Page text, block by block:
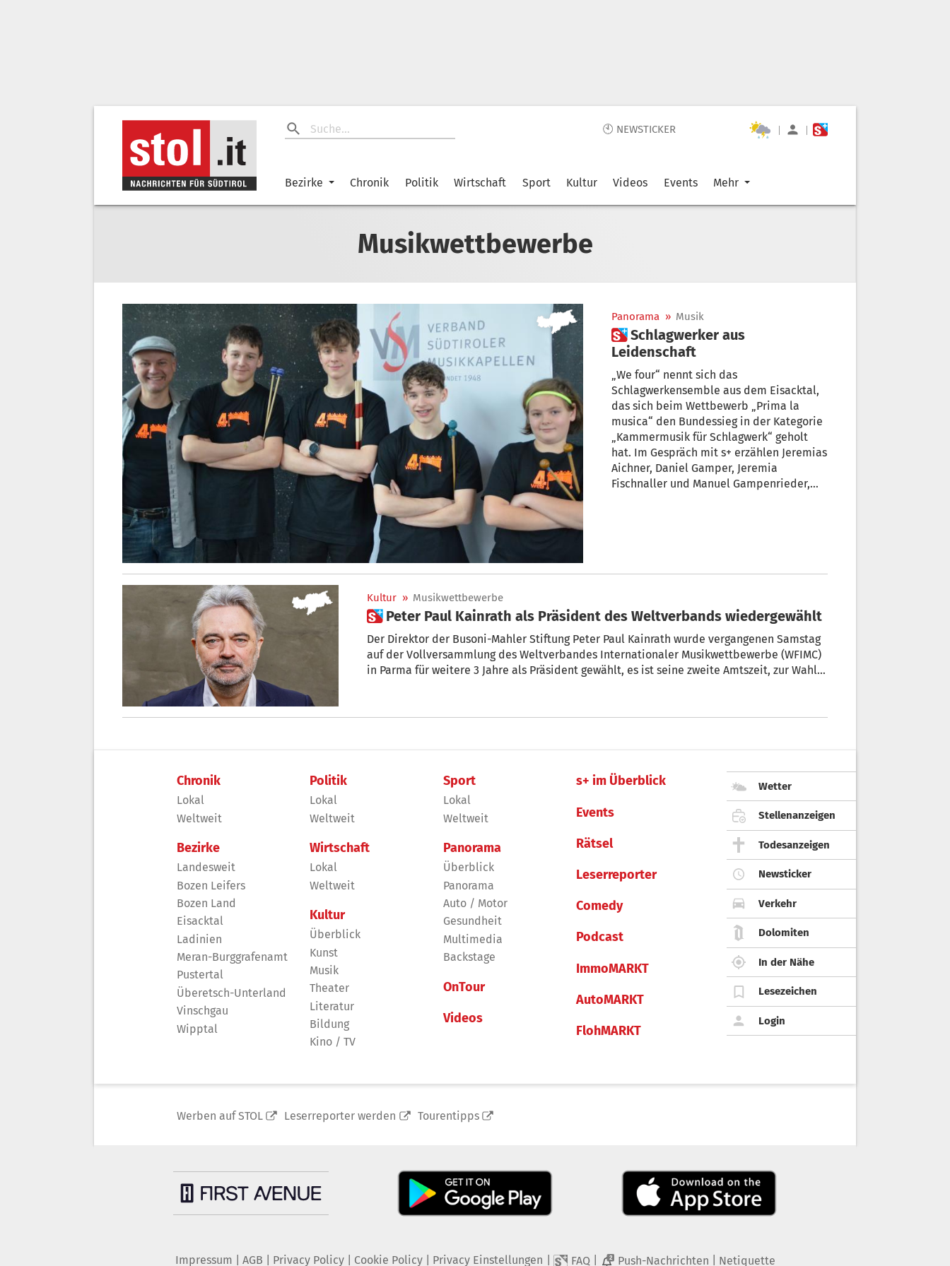
🕙 NEWSTICKER | |
Bezirke Chronik Politik Wirtschaft Sport Kultur Videos Events Mehr
Musikwettbewerbe
Panorama » Musik
 Schlagwerker aus
Leidenschaft
„We four“ nennt sich das
Schlagwerkensemble aus dem Eisacktal,
das sich beim Wettbewerb „Prima la
musica“ den Bundessieg in der Kategorie
„Kammermusik für Schlagwerk“ geholt
hat. Im Gespräch mit s+ erzählen Jeremias
Aichner, Daniel Gamper, Jeremia
Fischnaller und Manuel Gampenrieder,
Kultur » Musikwettbewerbe
 Peter Paul Kainrath als Präsident des Weltverbands wiedergewählt
Der Direktor der Busoni-Mahler Stiftung Peter Paul Kainrath wurde vergangenen Samstag
auf der Vollversammlung des Weltverbandes Internationaler Musikwettbewerbe (WFIMC)
in Parma für weitere 3 Jahre als Präsident gewählt, es ist seine zweite Amtszeit, zur Wahl
Chronik
Lokal
Weltweit
Bezirke
Landesweit
Bozen Leifers
Bozen Land
Eisacktal
Ladinien
Meran-Burggrafenamt
Pustertal
Überetsch-Unterland
Vinschgau
Wipptal
Politik
Lokal
Weltweit
Wirtschaft
Lokal
Weltweit
Kultur
Überblick
Kunst
Musik
Theater
Literatur
Bildung
Kino / TV
Sport
Lokal
Weltweit
Panorama
Überblick
Panorama
Auto / Motor
Gesundheit
Multimedia
Backstage
OnTour
Videos
s+ im Überblick
Events
Rätsel
Leserreporter
Comedy
Podcast
ImmoMARKT
AutoMARKT
FlohMARKT
Wetter
Stellenanzeigen
Todesanzeigen
Newsticker
Verkehr
Dolomiten
In der Nähe
Lesezeichen
Login
Werben auf STOL Leserreporter werden Tourentipps
Impressum AGB Privacy Policy| Cookie Policy| Privacy Einstellungen FAQ 2 Push-Nachrichten Netiquette